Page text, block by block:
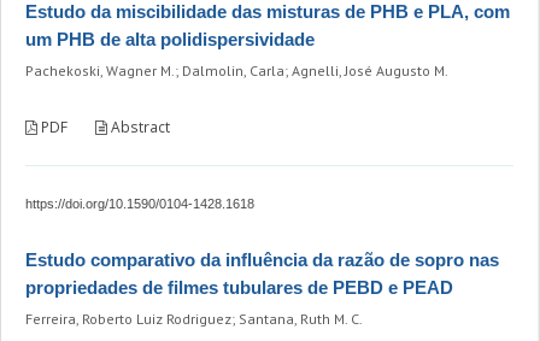
Estudo da miscibilidade das misturas de PHB e PLA, com
um PHB de alta polidispersividade
Pachekoski, Wagner M.; Dalmolin, Carla; Agnelli, José Augusto M.
PDF Abstract
https://doi.org/10.1590/0104-1428.1618
Estudo comparativo da influência da razão de sopro nas
propriedades de filmes tubulares de PEBD e PEAD
Ferreira, Roberto Luiz Rodriguez; Santana, Ruth M. C.